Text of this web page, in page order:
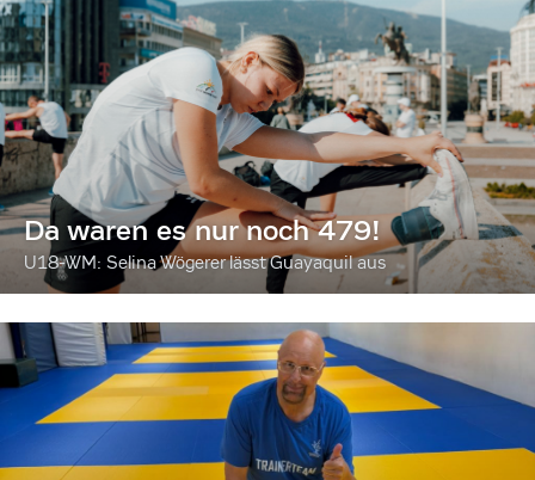
Da waren es nur noch 479!
U18-WM: Selina Wögerer lässt Guayaquil aus